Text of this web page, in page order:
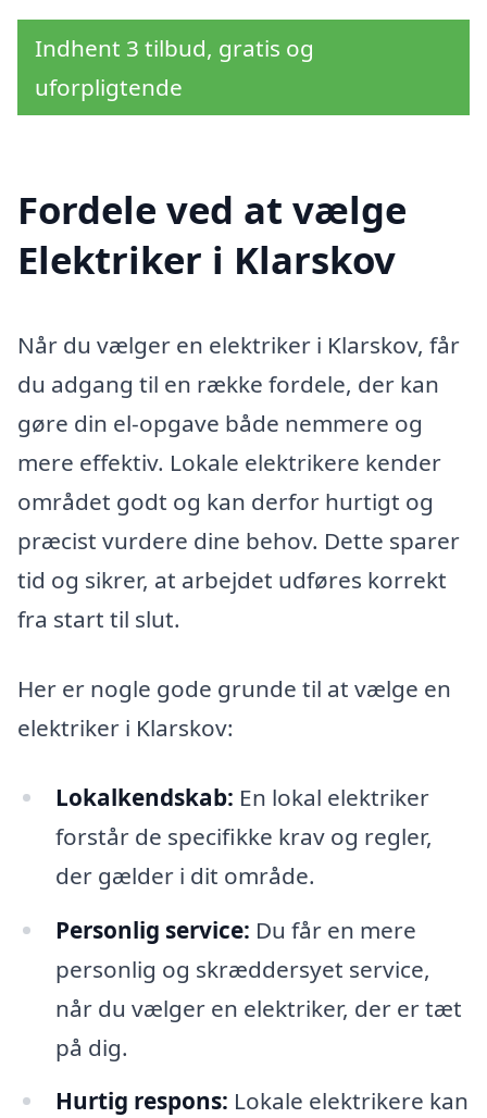
Indhent 3 tilbud, gratis og
uforpligtende
Fordele ved at vælge
Elektriker i Klarskov
Når du vælger en elektriker i Klarskov, får
du adgang til en række fordele, der kan
gøre din el-opgave både nemmere og
mere effektiv. Lokale elektrikere kender
området godt og kan derfor hurtigt og
præcist vurdere dine behov. Dette sparer
tid og sikrer, at arbejdet udføres korrekt
fra start til slut.
Her er nogle gode grunde til at vælge en
elektriker i Klarskov:
Lokalkendskab: En lokal elektriker
forstår de specifikke krav og regler,
der gælder i dit område.
Personlig service: Du får en mere
personlig og skræddersyet service,
når du vælger en elektriker, der er tæt
på dig.
Hurtig respons: Lokale elektrikere kan